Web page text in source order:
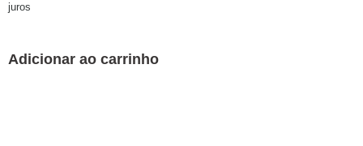
juros
Adicionar ao carrinho